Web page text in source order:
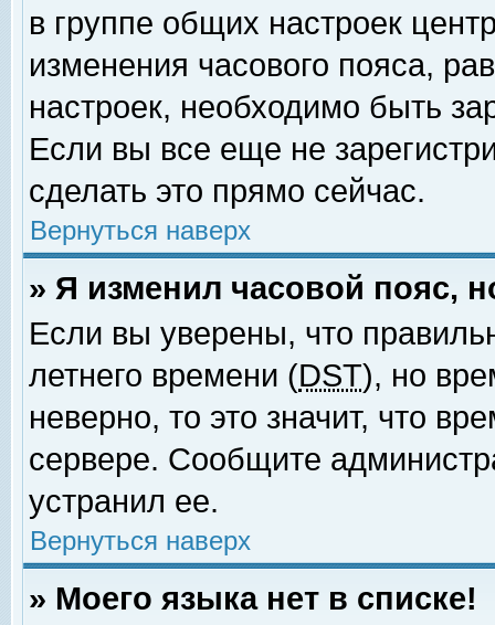
в группе общих настроек
изменения часового пояса,
настроек, необходимо быть
Если вы все еще не
сделать это прямо сейчас.
Вернуться наверх
» Я изменил часовой пояс,
Если вы уверены, что
летнего времени (DST), но
неверно, то это значит, что
сервере. Сообщите
устранил ее.
Вернуться наверх
» Моего языка нет в списке!